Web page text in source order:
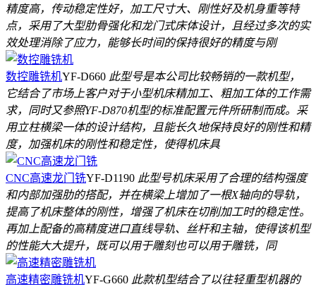
精度高，传动稳定性好，加工尺寸大、刚性好及机身重等特
点，采用了大型肋骨强化和龙门式床体设计，且经过多次的实
效处理消除了应力，能够长时间的保持很好的精度与刚
数控雕铣机YF-D660 此型号是本公司比较畅销的一款机型，
它结合了市场上客户对于小型机床精加工、粗加工体的工作需
求，同时又参照YF-D870机型的标准配置元件所研制而成。采
用立柱横梁一体的设计结构，且能长久地保持良好的刚性和精
度，加强机床的刚性和稳定性，使得机床具
CNC高速龙门铣YF-D1190 此型号机床采用了合理的结构强度
和内部加强肋的搭配，并在横梁上增加了一根X轴向的导轨，
提高了机床整体的刚性，增强了机床在切削加工时的稳定性。
再加上配备的高精度进口直线导轨、丝杆和主轴，使得该机型
的性能大大提升，既可以用于雕刻也可以用于雕铣，同
高速精密雕铣机YF-G660 此款机型结合了以往轻重型机器的